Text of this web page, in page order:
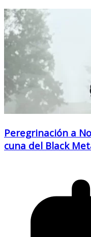
Peregrinación a
cuna del Black